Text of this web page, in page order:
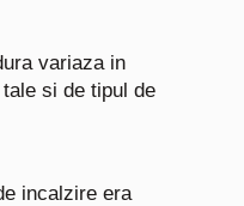
variaza in
si de tipul de
incalzire era